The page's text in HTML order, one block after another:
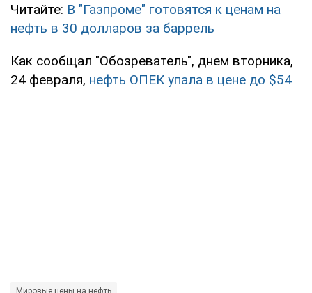
Читайте: В "Газпроме" готовятся к ценам на
нефть в 30 долларов за баррель
Как сообщал "Обозреватель", днем вторника,
24 февраля, нефть ОПЕК упала в цене до $54
Мировые цены на нефть